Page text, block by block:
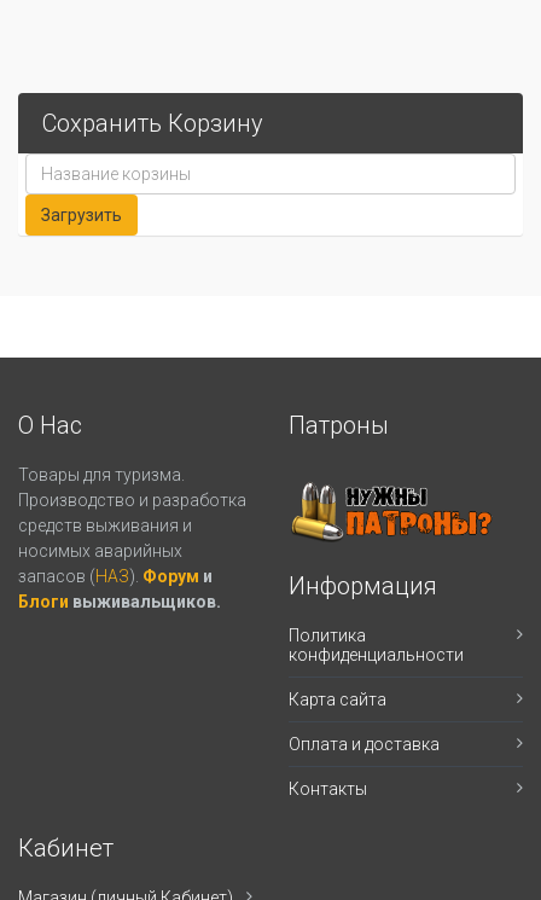
Сохранить Корзину
О Нас
Товары для туризма.
Производство и разработка
средств выживания и
носимых аварийных
запасов (НАЗ). Форум и
Блоги выживальщиков.
Патроны
Информация
Политика
конфиденциальности
Карта сайта
Оплата и доставка
Контакты
Кабинет